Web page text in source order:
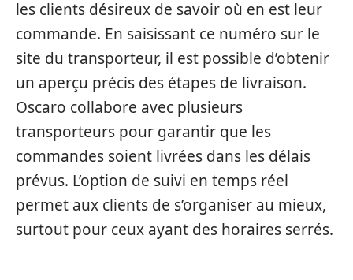
les clients désireux de savoir où en est leur
commande. En saisissant ce numéro sur le
site du transporteur, il est possible d’obtenir
un aperçu précis des étapes de livraison.
Oscaro collabore avec plusieurs
transporteurs pour garantir que les
commandes soient livrées dans les délais
prévus. L’option de suivi en temps réel
permet aux clients de s’organiser au mieux,
surtout pour ceux ayant des horaires serrés.